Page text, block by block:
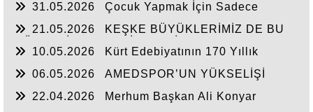
DEĞERLENDIRME
31.05.2026
Çocuk Yapmak İçin Sadece
21.05.2026
KEŞKE BÜYÜKLERİMİZ DE BU
10.05.2026
Kürt Edebiyatının 170 Yıllık
06.05.2026
AMEDSPOR’UN YÜKSELİŞİ
22.04.2026
Merhum Başkan Ali Konyar